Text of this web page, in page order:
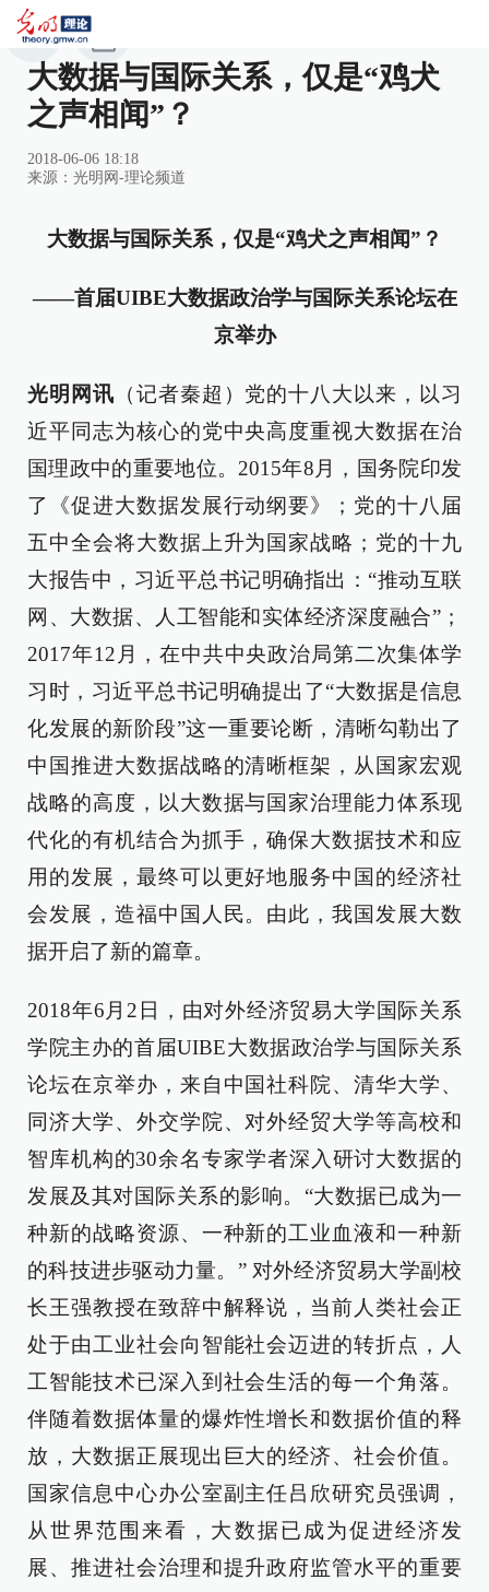
大数据与国际关系，仅是“鸡犬
之声相闻”？
2018-06-06 18:18
来源： 光明网-理论频道
大数据与国际关系，仅是“鸡犬之声相闻”？
——首届UIBE大数据政治学与国际关系论坛在
京举办
光明网讯 （记者秦超）党的十八大以来，以习
近平同志为核心的党中央高度重视大数据在治
国理政中的重要地位。2015年8月，国务院印发
了《促进大数据发展行动纲要》；党的十八届
五中全会将大数据上升为国家战略；党的十九
大报告中，习近平总书记明确指出：“推动互联
网、大数据、人工智能和实体经济深度融合”；
2017年12月，在中共中央政治局第二次集体学
习时，习近平总书记明确提出了“大数据是信息
化发展的新阶段”这一重要论断，清晰勾勒出了
中国推进大数据战略的清晰框架，从国家宏观
战略的高度，以大数据与国家治理能力体系现
代化的有机结合为抓手，确保大数据技术和应
用的发展，最终可以更好地服务中国的经济社
会发展，造福中国人民。由此，我国发展大数
据开启了新的篇章。
2018年6月2日，由对外经济贸易大学国际关系
学院主办的首届UIBE大数据政治学与国际关系
论坛在京举办，来自中国社科院、清华大学、
同济大学、外交学院、对外经贸大学等高校和
智库机构的30余名专家学者深入研讨大数据的
发展及其对国际关系的影响。“大数据已成为一
种新的战略资源、一种新的工业血液和一种新
的科技进步驱动力量。” 对外经济贸易大学副校
长王强教授在致辞中解释说，当前人类社会正
处于由工业社会向智能社会迈进的转折点，人
工智能技术已深入到社会生活的每一个角落。
伴随着数据体量的爆炸性增长和数据价值的释
放，大数据正展现出巨大的经济、社会价值。
国家信息中心办公室副主任吕欣研究员强调，
从世界范围来看，大数据已成为促进经济发
展、推进社会治理和提升政府监管水平的重要